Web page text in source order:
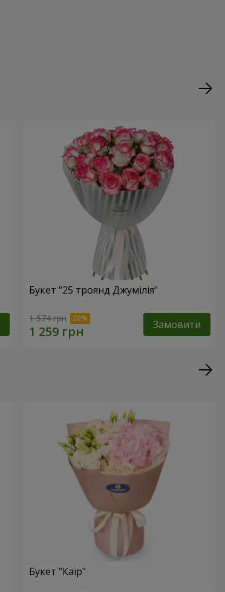
Букет "25 троянд Джумілія"
1 574 грн Замовити
Букет "Каїр"